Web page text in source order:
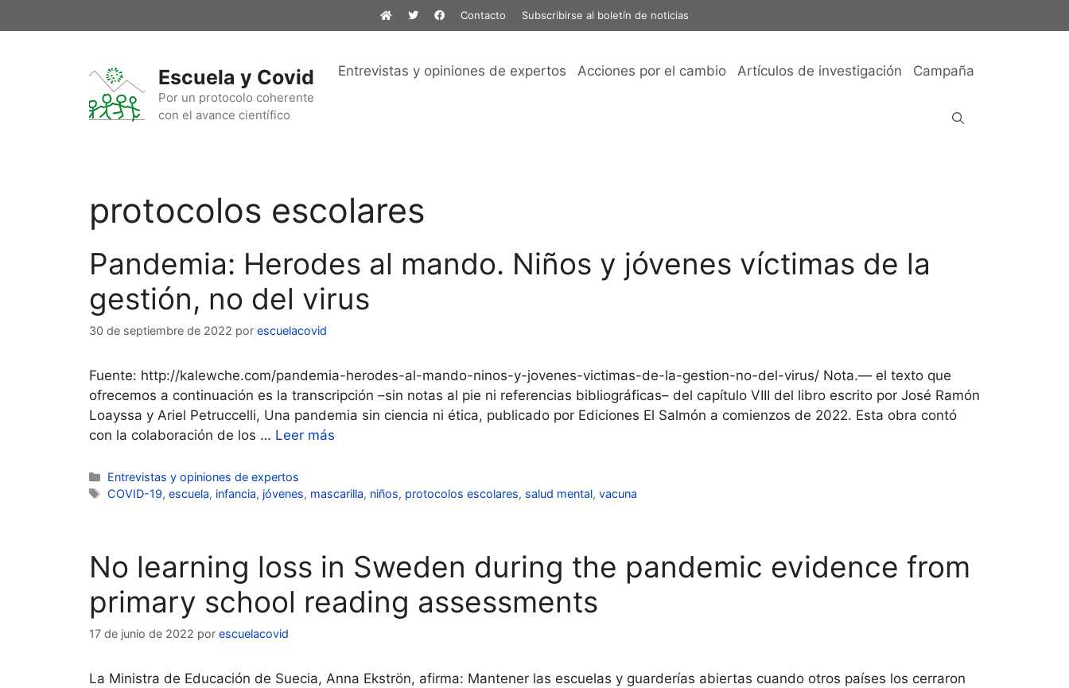
al
Contacto Subscribirse al boletín de noticias
Escuela y Covid
Por un protocolo coherente
con el avance científico
Entrevistas y opiniones de expertos Acciones por el cambio Artículos de investigación Campaña
protocolos escolares
Pandemia: Herodes al mando. Niños y jóvenes víctimas de la
gestión, no del virus
30 de septiembre de 2022 por escuelacovid
Fuente: http://kalewche.com/pandemia-herodes-al-mando-ninos-y-jovenes-victimas-de-la-gestion-no-del-virus/ Nota.— el texto que
ofrecemos a continuación es la transcripción –sin notas al pie ni referencias bibliográficas– del capítulo VIII del libro escrito por José Ramón
Loayssa y Ariel Petruccelli, Una pandemia sin ciencia ni ética, publicado por Ediciones El Salmón a comienzos de 2022. Esta obra contó
con la colaboración de los … Leer más
Categorías
Entrevistas y opiniones de expertos
Etiquetas
COVID-19,escuela, infancia, jóvenes, mascarilla, niños, protocolos escolares, salud mental,vacuna
No learning loss in Sweden during the pandemic evidence from
primary school reading assessments
17 de junio de 2022 por escuelacovid
La Ministra de Educación de Suecia, Anna Ekströn, afirma: Mantener las escuelas y guarderías abiertas cuando otros países los cerraron